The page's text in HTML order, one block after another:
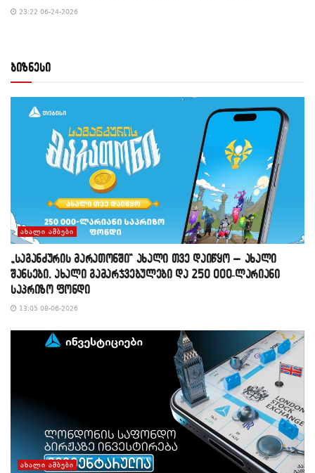
23:22 06-24-2026
ბიზნესი
ᲐᲮᲐᲚᲘ ᲐᲛᲑᲔᲑᲘ
„საგანძურის მარათონში“ ახალი თვე დაიწყო – ახალი
შანსები, ახალი გამარჯვებულები და 250 000-ლარიანი
საპრიზო ფონდი
13:05 08-06-2026
ᲐᲮᲐᲚᲘ ᲐᲛᲑᲔᲑᲘ